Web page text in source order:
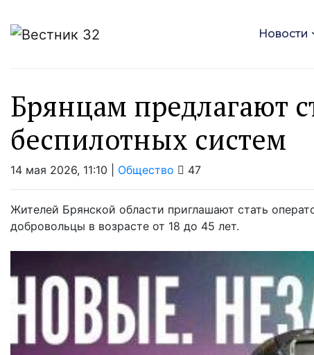
Новости
Брянцам предлагают
бeспилотных систeм
14 мая 2026, 11:10 | Общество 47
Жителей Брянской области приглашают стать
добровольцы в возрасте от 18 до 45 лет.